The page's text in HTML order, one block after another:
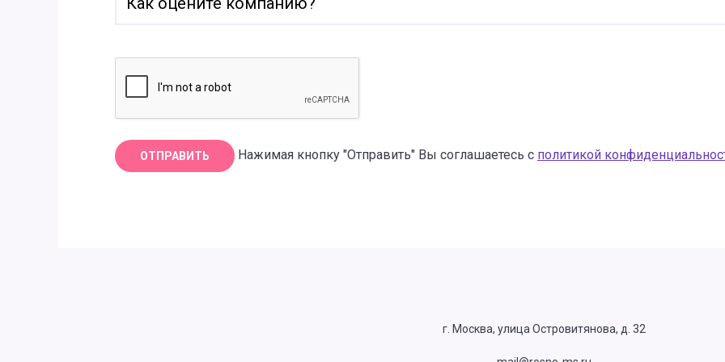
Нажимая кнопку "Отправить" Вы соглашаетесь с политикой
г. Москва, улица Островитянова, д. 32